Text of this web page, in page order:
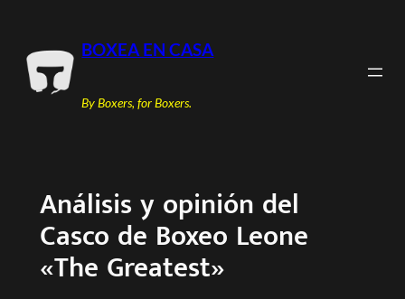
contenido
BOXEA EN CASA
By Boxers, for Boxers.
Análisis y opinión del
Casco de Boxeo Leone
«The Greatest»